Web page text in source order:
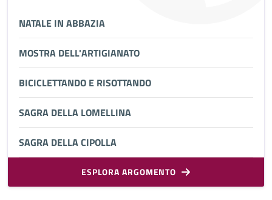
NATALE IN ABBAZIA
MOSTRA DELL'ARTIGIANATO
BICICLETTANDO E RISOTTANDO
SAGRA DELLA LOMELLINA
SAGRA DELLA CIPOLLA
ESPLORA ARGOMENTO